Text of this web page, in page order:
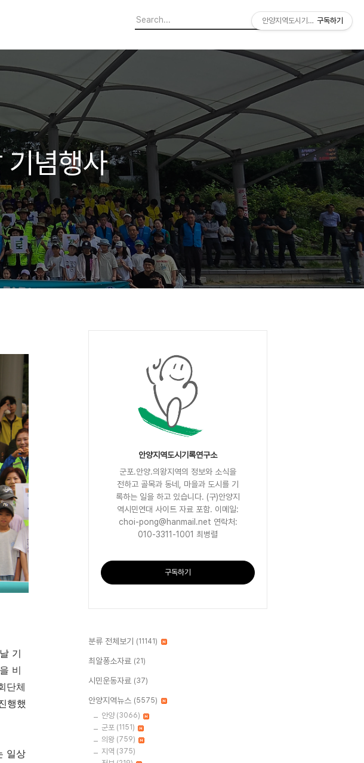
념행사
기
비
단체
행했
일상
안양지역도시기록연구소
군포.안양.의왕지역의 정보와 소식을
전하고 골목과 동네, 마을과 도시를 기
록하는 일을 하고 있습니다. (구)안양지
역시민연대 사이트 자료 포함. 이메일:
choi-pong@hanmail.net 연락처:
010-3311-1001 최병렬
구독하기
분류 전체보기 (11141)
최알퐁소자료 (21)
시민운동자료 (37)
안양지역뉴스 (5575)
안양 (3066)
군포 (1151)
의왕 (759)
지역 (375)
안양지역도시기록연구소
구독하기